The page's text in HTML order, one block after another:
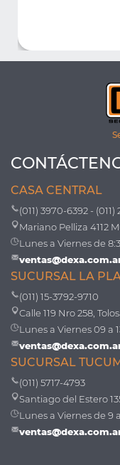
CASA CENTRAL
(011) 3970-6392 - (011)
Mariano Pelliza 4112
Lunes a Viernes de
SUCURSAL LA
(011) 15-3792-9710
Calle 119 Nro 258,
Lunes a Viernes 09 a
SUCURSAL
(011) 5717-4793
Santiago del Estero
Lunes a Viernes de 9